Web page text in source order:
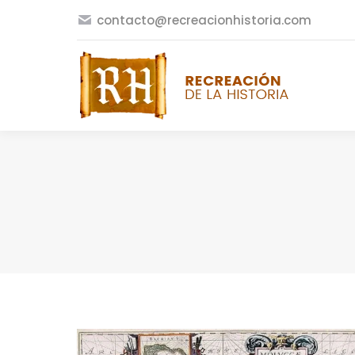
contacto@recreacionhistoria.com